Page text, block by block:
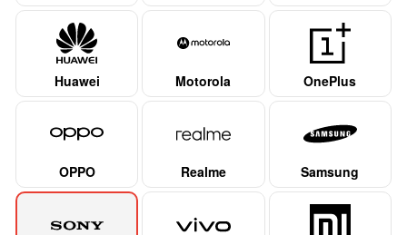
Huawei Motorola OnePlus
OPPO Realme Samsung